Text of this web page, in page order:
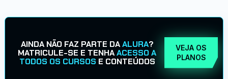
AINDA NÃO FAZ PARTE DAALURA?
MATRICULE-SE E TENHAACESSO A
TODOS OS CURSOS E CONTEÚDOS
VEJA OS
PLANOS